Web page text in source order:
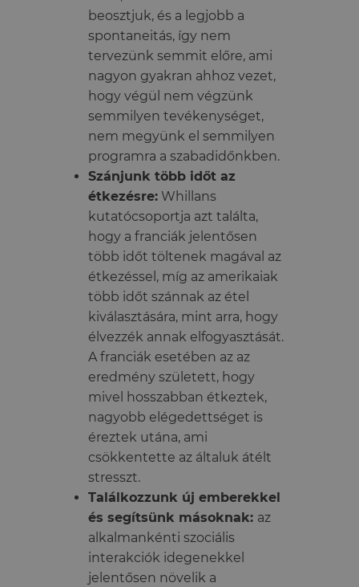
beosztjuk, és a legjobb a
spontaneitás, így nem
tervezünk semmit előre, ami
nagyon gyakran ahhoz vezet,
hogy végül nem végzünk
semmilyen tevékenységet,
nem megyünk el semmilyen
programra a szabadidőnkben.
Szánjunk több időt az
étkezésre: Whillans
kutatócsoportja azt találta,
hogy a franciák jelentősen
több időt töltenek magával az
étkezéssel, míg az amerikaiak
több időt szánnak az étel
kiválasztására, mint arra, hogy
élvezzék annak elfogyasztását.
A franciák esetében az az
eredmény született, hogy
mivel hosszabban étkeztek,
nagyobb elégedettséget is
éreztek utána, ami
csökkentette az általuk átélt
stresszt.
Találkozzunk új emberekkel
és segítsünk másoknak: az
alkalmankénti szociális
interakciók idegenekkel
jelentősen növelik a